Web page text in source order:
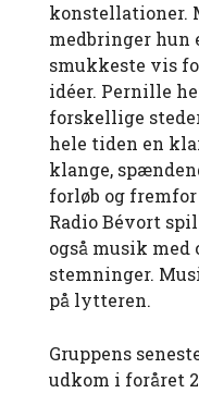
konstellationer.
medbringer hun
smukkeste vis
idéer. Pernille
forskellige
hele tiden en
klange,
forløb og
Radio Bévort
også musik
stemninger.
på lytteren.
Gruppens
udkom i foråret